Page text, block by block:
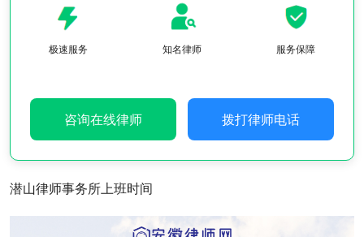
极速服务 知名律师 服务保障
咨询在线律师 拨打律师电话
潜山律师事务所上班时间